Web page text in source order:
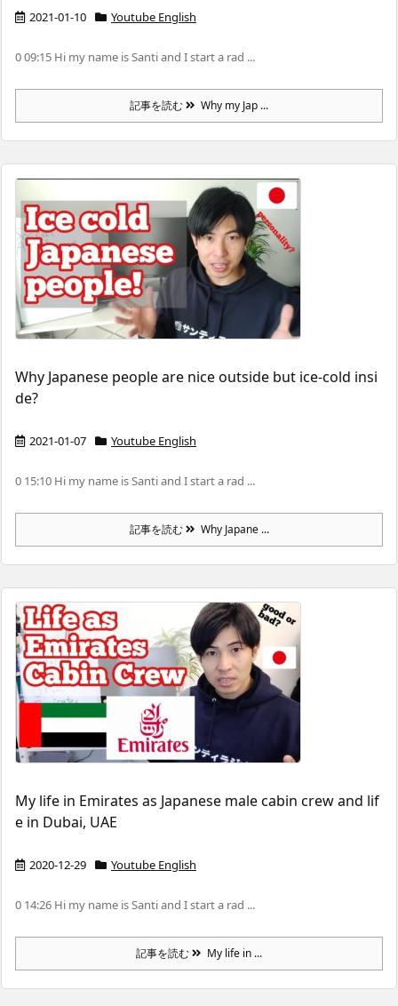
2021-01-10 Youtube English
0 09:15 Hi my name is Santi and I start a rad ...
記事を読む Why my Jap ...
Why Japanese people are nice outside but ice-cold insi
de?
2021-01-07 Youtube English
0 15:10 Hi my name is Santi and I start a rad ...
記事を読む Why Japane ...
My life in Emirates as Japanese male cabin crew and lif
e in Dubai, UAE
2020-12-29 Youtube English
0 14:26 Hi my name is Santi and I start a rad ...
記事を読む My life in ...